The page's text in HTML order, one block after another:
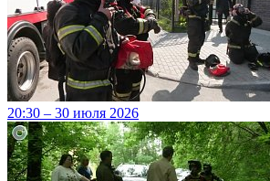
20:30 – 30 июля 2026